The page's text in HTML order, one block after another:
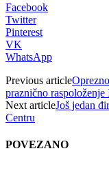
Facebook
Twitter
Pinterest
VK
WhatsApp
Previous article
praznično
Next articleJoš jedan
Centru
POVEZANO